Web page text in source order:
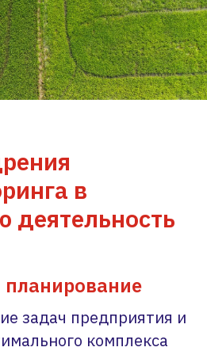
в
деятельность
планирование
задач предприятия и
комплекса